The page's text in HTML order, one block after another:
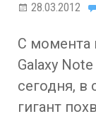
28.03.2012
С момента
Galaxy
сегодня, в
гигант